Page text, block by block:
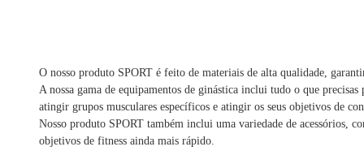
O nosso produto SPORT é feito de materiais de alta qualidade,
A nossa gama de equipamentos de ginástica inclui tudo o que
atingir grupos musculares específicos e atingir os seus objetivos de
Nosso produto SPORT também inclui uma variedade de acessórios,
objetivos de fitness ainda mais rápido.